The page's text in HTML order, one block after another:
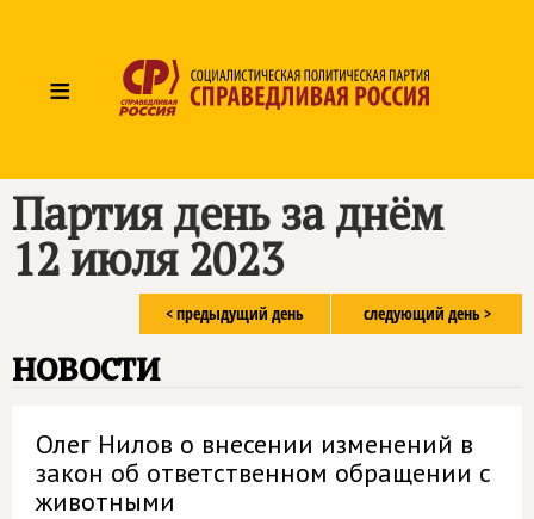
≡
Партия день за днём
12 июля 2023
следующий день >
< предыдущий день
новости
Олег Нилов о внесении изменений в
закон об ответственном обращении с
животными